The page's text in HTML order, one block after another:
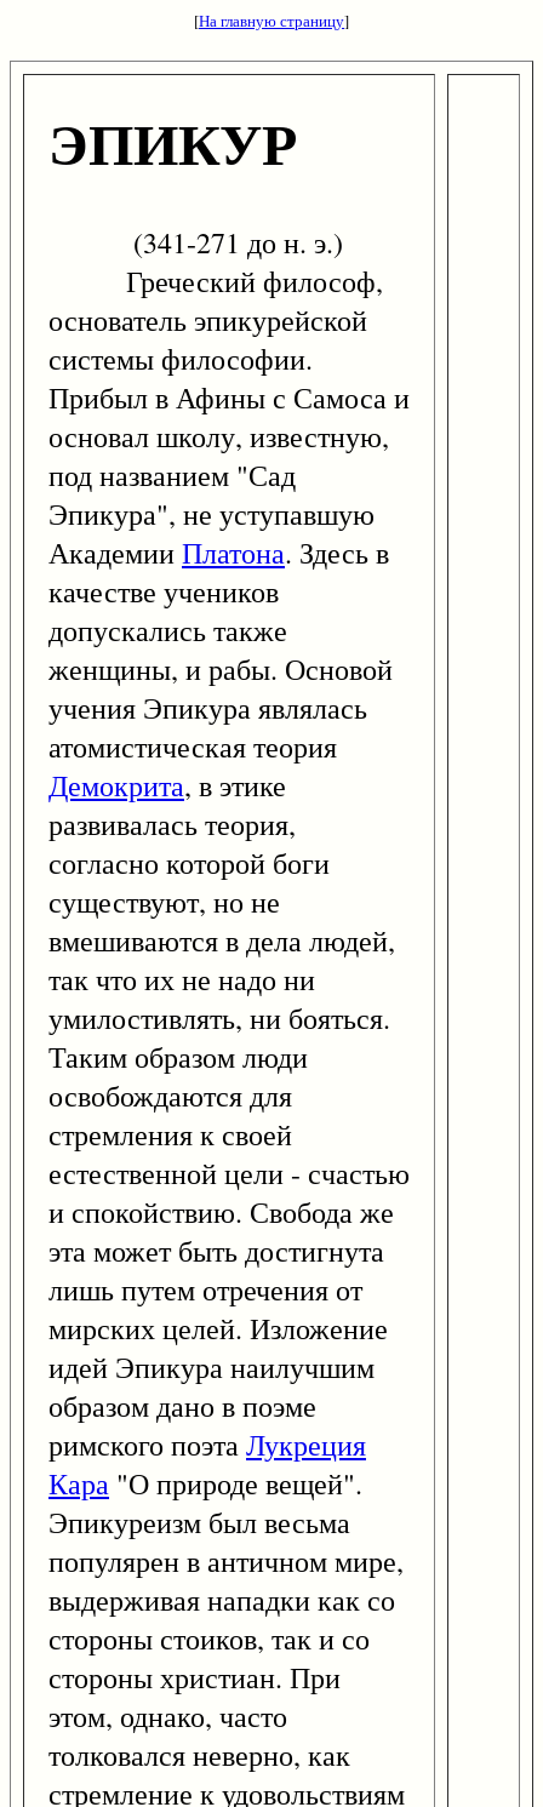
[На главную страницу]
ЭПИКУР
(341-271 до н. э.)
Греческий философ,
основатель эпикурейской
системы философии.
Прибыл в Афины с Самоса и
основал школу, известную,
под названием "Сад
Эпикура", не уступавшую
АкадемииПлатона. Здесь в
качестве учеников
допускались также
женщины, и рабы. Основой
учения Эпикура являлась
атомистическая теория
Демокрита, в этике
развивалась теория,
согласно которой боги
существуют, но не
вмешиваются в дела людей,
так что их не надо ни
умилостивлять, ни бояться.
Таким образом люди
освобождаются для
стремления к своей
естественной цели - счастью
и спокойствию. Свобода же
эта может быть достигнута
лишь путем отречения от
мирских целей. Изложение
идей Эпикура наилучшим
образом дано в поэме
римского поэтаЛукреция
Кара "О природе вещей".
Эпикуреизм был весьма
популярен в античном мире,
выдерживая нападки как со
стороны стоиков, так и со
стороны христиан. При
этом, однако, часто
толковался неверно, как
стремление к удовольствиям